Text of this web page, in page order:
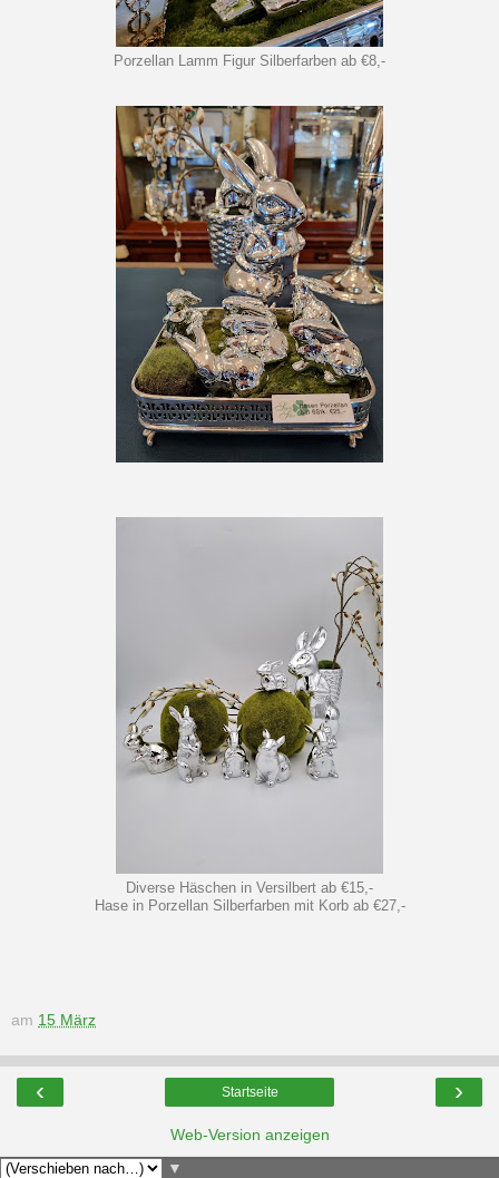
Porzellan Lamm Figur Silberfarben ab €8,-
Diverse Häschen in Versilbert ab €15,-
Hase in Porzellan Silberfarben mit Korb ab €27,-
am 15 März
‹ ›
Startseite
Web-Version anzeigen
▼